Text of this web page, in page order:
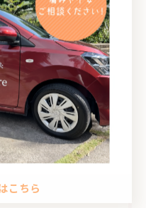
#リハビリ
Categories
ー
こちら